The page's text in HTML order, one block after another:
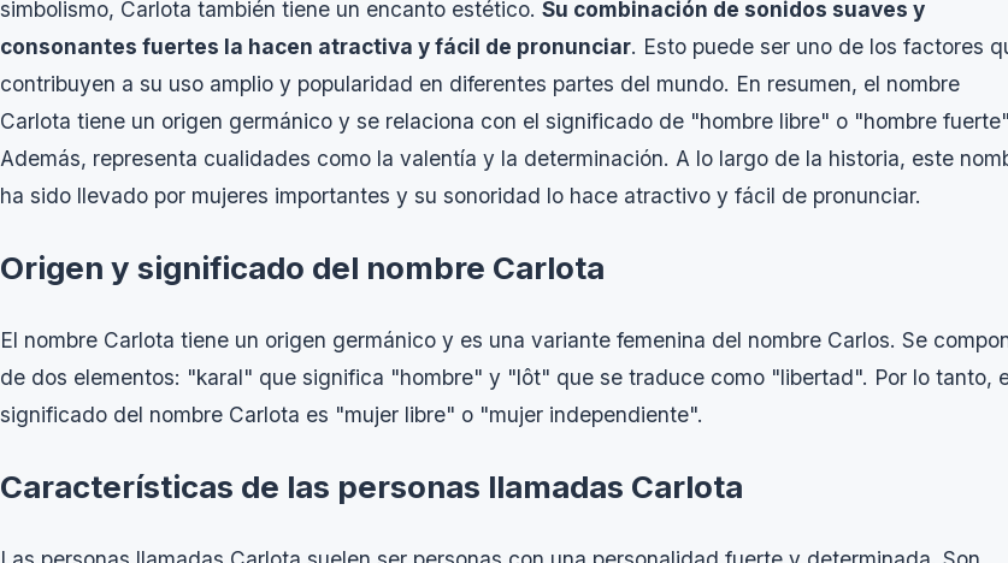
simbolismo, Carlota también tiene un encanto estético. Su combinación de sonidos suaves y
consonantes fuertes la hacen atractiva y fácil de pronunciar. Esto puede ser uno de los factores
contribuyen a su uso amplio y popularidad en diferentes partes del mundo. En resumen, el nombre
Carlota tiene un origen germánico y se relaciona con el significado de "hombre libre" o "hombre
Además, representa cualidades como la valentía y la determinación. A lo largo de la historia, este
ha sido llevado por mujeres importantes y su sonoridad lo hace atractivo y fácil de pronunciar.
Origen y significado del nombre Carlota
El nombre Carlota tiene un origen germánico y es una variante femenina del nombre Carlos. Se
de dos elementos: "karal" que significa "hombre" y "lôt" que se traduce como "libertad". Por lo tanto,
significado del nombre Carlota es "mujer libre" o "mujer independiente".
Características de las personas llamadas Carlota